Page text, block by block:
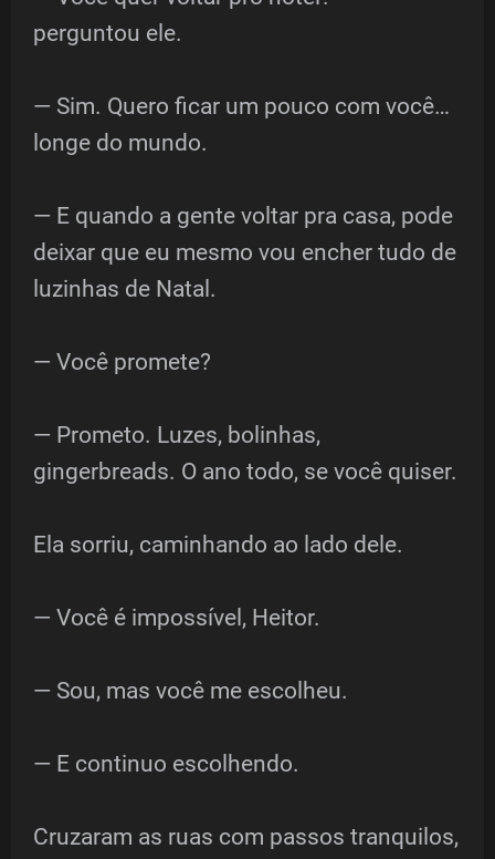
perguntou ele.
— Sim. Quero ficar um pouco com você…
longe do mundo.
— E quando a gente voltar pra casa, pode
deixar que eu mesmo vou encher tudo de
luzinhas de Natal.
— Você promete?
— Prometo. Luzes, bolinhas,
gingerbreads. O ano todo, se você quiser.
Ela sorriu, caminhando ao lado dele.
— Você é impossível, Heitor.
— Sou, mas você me escolheu.
— E continuo escolhendo.
Cruzaram as ruas com passos tranquilos,